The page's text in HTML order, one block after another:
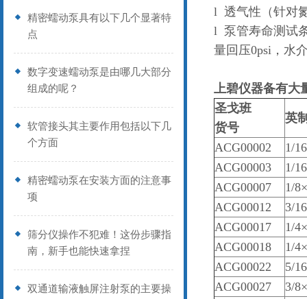
精密蠕动泵具有以下几个显著特
点
数字变速蠕动泵是由哪几大部分
组成的呢？
软管接头其主要作用包括以下几
个方面
精密蠕动泵在安装方面的注意事
项
筛分仪操作不犯难！这份步骤指
南，新手也能快速拿捏
双通道输液触屏注射泵的主要操
l 透气性（针对
l 泵管寿命测试
量回压0psi，水
上碧仪器备有大
圣戈班
货号
英
ACG00002
1/
ACG00003
1/
ACG00007
1/
ACG00012
3/
ACG00017
1/
ACG00018
1/
ACG00022
5/
ACG00027
3/